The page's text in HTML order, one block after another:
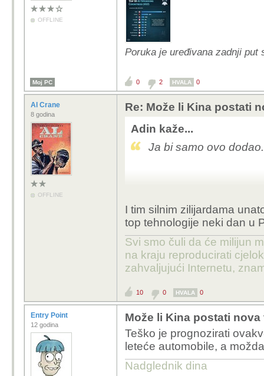
OFFLINE
Poruka je uređivana zadnji put
Moj PC 0 2 HVALA 0
Al Crane
8 godina
OFFLINE
Re: Može li Kina postati
Adin kaže...
Ja bi samo ovo dodao.
I tim silnim zilijardama
top tehnologije neki dan u
Svi smo čuli da će milijun
na kraju reproducirati
zahvaljujući Internetu,
10 0 HVALA 0
Entry Point
12 godina
Može li Kina postati
Teško je prognozirati
leteće automobile, a
Nadglednik dina